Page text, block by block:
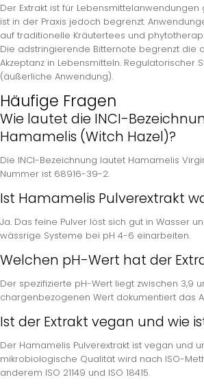
Der Extrakt ist für Lebensmittelanwendungen
ist in der Praxis jedoch begrenzt.
auf traditionelle Kräutertees und
Die adstringierende Bitternote begrenzt die
Akzeptanz in Lebensmitteln. Regulatorischer
(äußerliche Anwendung).
Häufige Fragen
Wie lautet die INCI-
Hamamelis (Witch Hazel)?
Die INCI-Bezeichnung lautet Hamamelis
Nummer ist 68916-39-2.
Ist Hamamelis Pulverextrakt
Ja. Das feine Pulver löst sich gut in Wasser
wässrige Systeme bei pH 4-6 einarbeiten.
Welchen pH-Wert hat der
Der spezifizierte pH-Wert liegt zwischen 3,9
chargenbezogenen Wert dokumentiert das
Ist der Extrakt vegan und wie
Der Hamamelis Pulverextrakt ist vegan und
mikrobiologische Qualität wird nach ISO-
anderem ISO 21149 und ISO 18415.